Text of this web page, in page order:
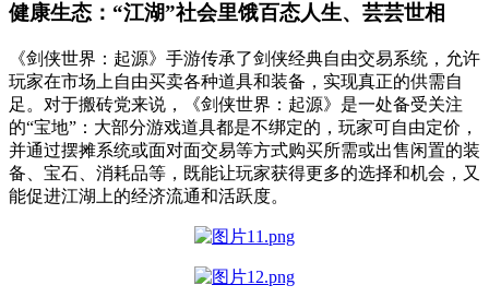
健康生态：“江湖”社会里饿百态人生、芸芸世相
《剑侠世界：起源》手游传承了剑侠经典自由交易系统，允许
玩家在市场上自由买卖各种道具和装备，实现真正的供需自
足。对于搬砖党来说，《剑侠世界：起源》是一处备受关注
的“宝地”：大部分游戏道具都是不绑定的，玩家可自由定价，
并通过摆摊系统或面对面交易等方式购买所需或出售闲置的装
备、宝石、消耗品等，既能让玩家获得更多的选择和机会，又
能促进江湖上的经济流通和活跃度。